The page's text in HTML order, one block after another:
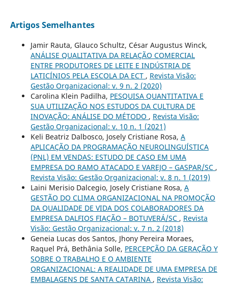
Artigos Semelhantes
Jamir Rauta, Glauco Schultz, César Augustus Winck,
ANÁLISE QUALITATIVA DA RELAÇÃO COMERCIAL
ENTRE PRODUTORES DE LEITE E INDÚSTRIA DE
LATICÍNIOS PELA ESCOLA DA ECT , Revista Visão:
Gestão Organizacional: v. 9 n. 2 (2020)
Carolina Klein Padilha, PESQUISA QUANTITATIVA E
SUA UTILIZAÇÃO NOS ESTUDOS DA CULTURA DE
INOVAÇÃO: ANÁLISE DO MÉTODO , Revista Visão:
Gestão Organizacional: v. 10 n. 1 (2021)
Keli Beatriz Dalbosco, Josely Cristiane Rosa, A
APLICAÇÃO DA PROGRAMAÇÃO NEUROLINGUÍSTICA
(PNL) EM VENDAS: ESTUDO DE CASO EM UMA
EMPRESA DO RAMO ATACADO E VAREJO – GASPAR/SC ,
Revista Visão: Gestão Organizacional: v. 8 n. 1 (2019)
Laini Merisio Dalcegio, Josely Cristiane Rosa, A
GESTÃO DO CLIMA ORGANIZACIONAL NA PROMOÇÃO
DA QUALIDADE DE VIDA DOS COLABORADORES DA
EMPRESA DALFIOS FIAÇÃO – BOTUVERÁ/SC , Revista
Visão: Gestão Organizacional: v. 7 n. 2 (2018)
Geneia Lucas dos Santos, Jhony Pereira Moraes,
Raquel Prá, Bethânia Solle, PERCEPÇÃO DA GERAÇÃO Y
SOBRE O TRABALHO E O AMBIENTE
ORGANIZACIONAL: A REALIDADE DE UMA EMPRESA DE
EMBALAGENS DE SANTA CATARINA , Revista Visão: